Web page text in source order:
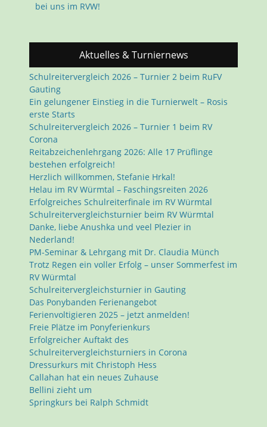
bei uns im RVW!
Aktuelles & Turniernews
Schulreitervergleich 2026 – Turnier 2 beim RuFV
Gauting
Ein gelungener Einstieg in die Turnierwelt – Rosis
erste Starts
Schulreitervergleich 2026 – Turnier 1 beim RV
Corona
Reitabzeichenlehrgang 2026: Alle 17 Prüflinge
bestehen erfolgreich!
Herzlich willkommen, Stefanie Hrkal!
Helau im RV Würmtal – Faschingsreiten 2026
Erfolgreiches Schulreiterfinale im RV Würmtal
Schulreitervergleichsturnier beim RV Würmtal
Danke, liebe Anushka und veel Plezier in
Nederland!
PM-Seminar & Lehrgang mit Dr. Claudia Münch
Trotz Regen ein voller Erfolg – unser Sommerfest im
RV Würmtal
Schulreitervergleichsturnier in Gauting
Das Ponybanden Ferienangebot
Ferienvoltigieren 2025 – jetzt anmelden!
Freie Plätze im Ponyferienkurs
Erfolgreicher Auftakt des
Schulreitervergleichsturniers in Corona
Dressurkurs mit Christoph Hess
Callahan hat ein neues Zuhause
Bellini zieht um
Springkurs bei Ralph Schmidt